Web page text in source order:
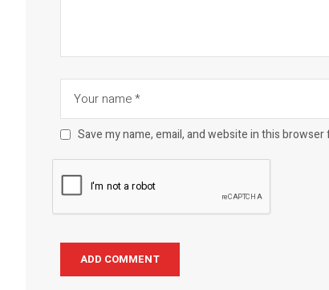
Save my name, email, and website in this